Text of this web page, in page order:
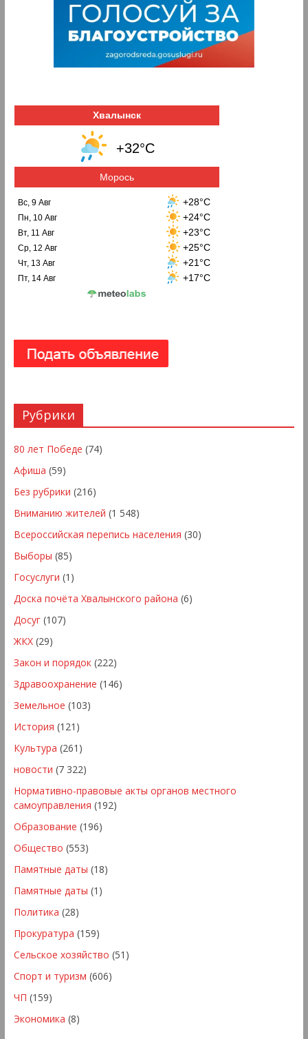
Хвалынск
+32°C
Морось
Вс, 9 Авг +28°C
Пн, 10 Авг +24°C
Вт, 11 Авг +23°C
Ср, 12 Авг +25°C
Чт, 13 Авг +21°C
Пт, 14 Авг +17°C
Рубрики
80 лет Победе (74)
Афиша (59)
Без рубрики (216)
Вниманию жителей (1 548)
Всероссийская перепись населения (30)
Выборы (85)
Госуслуги (1)
Доска почёта Хвалынского района (6)
Досуг(107)
ЖКХ(29)
Закон и порядок(222)
Здравоохранение (146)
Земельное (103)
История (121)
Культура (261)
новости (7 322)
Нормативно-правовые акты органов местного
самоуправления (192)
Образование (196)
Общество (553)
Памятные даты (18)
Памятные даты (1)
Политика (28)
Прокуратура (159)
Сельское хозяйство (51)
Спорт и туризм (606)
ЧП (159)
Экономика (8)